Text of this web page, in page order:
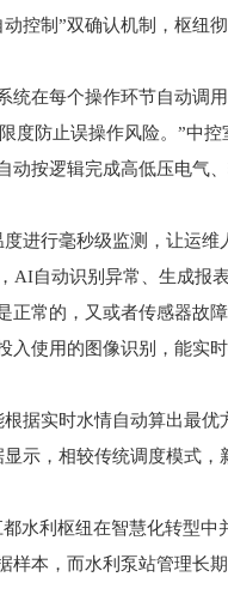
控制”双确认机制，枢纽
统在每个操作环节自动调
度防止误操作风险。”中
动按逻辑完成高低压电气
进行毫秒级监测，让运维
AI自动识别异常、生成报表
正常的，又或者传感器故
入使用的图像识别，能实
据实时水情自动算出最优
示，相较传统调度模式，
水利枢纽在智慧化转型中
样本，而水利泵站管理长